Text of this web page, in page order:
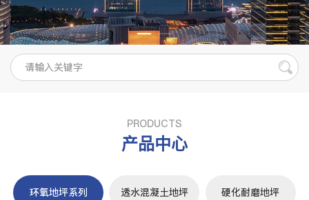
PRODUCTS
产品中心
环氧地坪系列 透水混凝土地坪 硬化耐磨地坪